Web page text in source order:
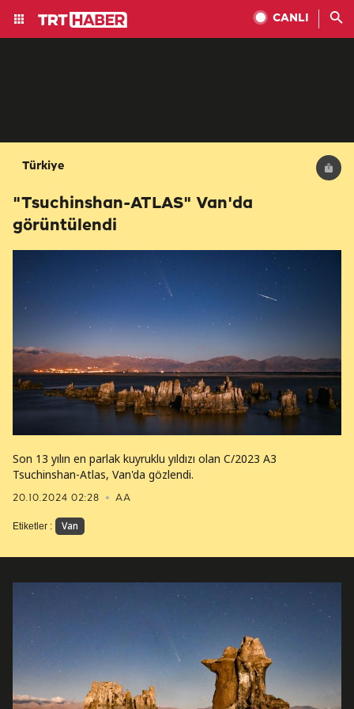
CANLI
Türkiye
"Tsuchinshan-ATLAS" Van'da
görüntülendi
20.10.2024 02:28 AA
Son 13 yılın en parlak kuyruklu yıldızı olan C/2023 A3
Tsuchinshan-Atlas, Van'da gözlendi.
Etiketler : Van